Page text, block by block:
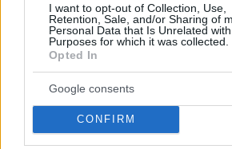
I want to opt-out of Collection, Use,
Retention, Sale, and/or Sharing of
Personal Data that Is Unrelated
Purposes for which it was collected.
Opted In
Google consents
CONFIRM
Ο Τόμας
τον Στέφανο
του Κινήματος
Ολυμπιακός:
η αποθέωση